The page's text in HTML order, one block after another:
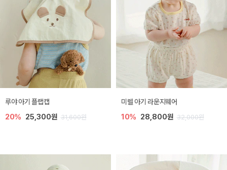
루야 아기 플랩캡
20% 25,300원 31,600원
미렐 아기 라운지웨어
10% 28,800원 32,000원